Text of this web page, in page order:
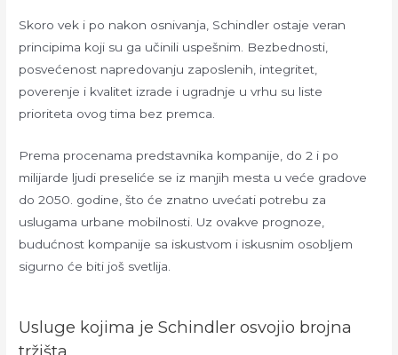
Skoro vek i po nakon osnivanja, Schindler ostaje veran
principima koji su ga učinili uspešnim. Bezbednosti,
posvećenost napredovanju zaposlenih, integritet,
poverenje i kvalitet izrade i ugradnje u vrhu su liste
prioriteta ovog tima bez premca.
Prema procenama predstavnika kompanije, do 2 i po
milijarde ljudi preseliće se iz manjih mesta u veće gradove
do 2050. godine, što će znatno uvećati potrebu za
uslugama urbane mobilnosti. Uz ovakve prognoze,
budućnost kompanije sa iskustvom i iskusnim osobljem
sigurno će biti još svetlija.
Usluge kojima je Schindler osvojio brojna
tržišta